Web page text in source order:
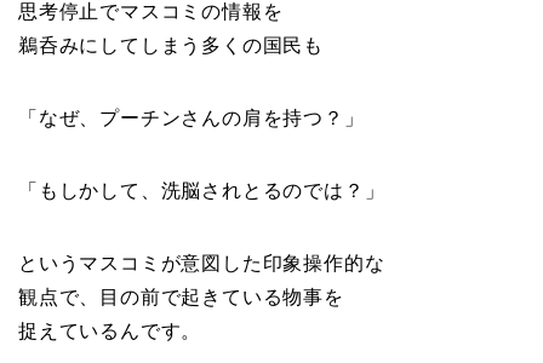
思考停止でマスコミの情報を
鵜呑みにしてしまう多くの国民も
「なぜ、プーチンさんの肩を持つ？」
「もしかして、洗脳されとるのでは？」
というマスコミが意図した印象操作的な
観点で、目の前で起きている物事を
捉えているんです。